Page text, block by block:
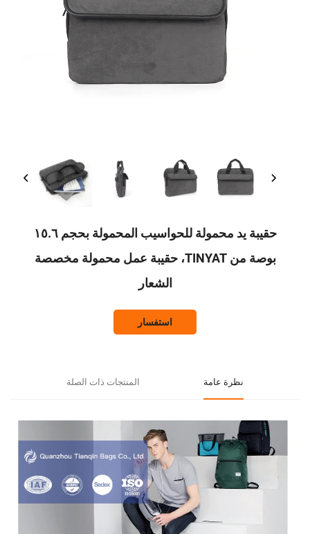
حقيبة يد محمولة للحواسيب المحمولة بحجم ١٥.٦
بوصة من TINYAT، حقيبة عمل محمولة مخصصة
المنتجات ذات الصلة